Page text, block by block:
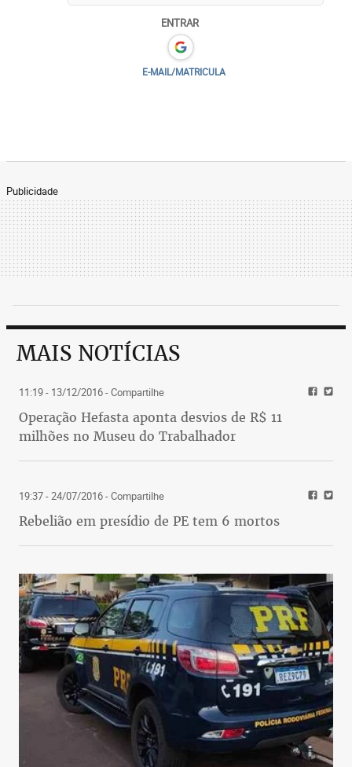
ENTRAR
E-MAIL/MATRICULA
Publicidade
MAIS NOTÍCIAS
11:19 - 13/12/2016- Compartilhe
Operação Hefasta aponta desvios de R$ 11
milhões no Museu do Trabalhador
19:37 - 24/07/2016- Compartilhe
Rebelião em presídio de PE tem 6 mortos